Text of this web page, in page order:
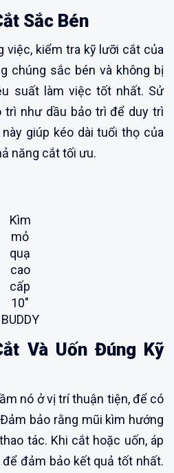
Sắc Bén
việc, kiểm tra kỹ lưỡi cắt của
chúng sắc bén và không bị
suất làm việc tốt nhất. Sử
trì như dầu bảo trì để duy trì
giúp kéo dài tuổi thọ của
năng cắt tối ưu.
Kìm
mỏ
quạ
cao
cấp
10″
BUDDY
Và Uốn Đúng Kỹ
nó ở vị trí thuận tiện, để có
bảo rằng mũi kìm hướng
tác. Khi cắt hoặc uốn, áp
đảm bảo kết quả tốt nhất.